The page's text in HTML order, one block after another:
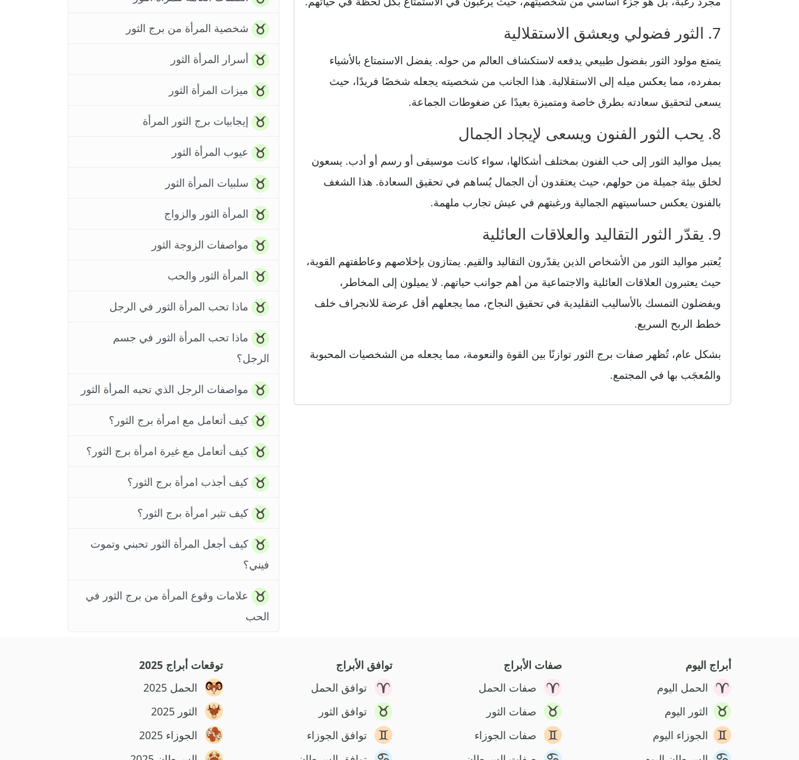
7. الثور فضولي ويعشق الاستقلالية
يتمتع مولود الثور بفضول طبيعي يدفعه لاستكشاف العالم من حوله. يفضل الاستمتاع بالأشياء
بمفرده، مما يعكس ميله إلى الاستقلالية. هذا الجانب من شخصيته يجعله شخصًا فريدًا، حيث
يسعى لتحقيق سعادته بطرق خاصة ومتميزة بعيدًا عن ضغوطات الجماعة.
8. يحب الثور الفنون ويسعى لإيجاد الجمال
يميل مواليد الثور إلى حب الفنون بمختلف أشكالها، سواء كانت موسيقى أو رسم أو أدب. يسعون
لخلق بيئة جميلة من حولهم، حيث يعتقدون أن الجمال يُساهم في تحقيق السعادة. هذا الشغف
بالفنون يعكس حساسيتهم الجمالية ورغبتهم في عيش تجارب ملهمة.
9. يقدّر الثور التقاليد والعلاقات العائلية
يُعتبر مواليد الثور من الأشخاص الذين يقدّرون التقاليد والقيم. يمتازون بإخلاصهم وعاطفتهم القوية،
حيث يعتبرون العلاقات العائلية والاجتماعية من أهم جوانب حياتهم. لا يميلون إلى المخاطر،
ويفضلون التمسك بالأساليب التقليدية في تحقيق النجاح، مما يجعلهم أقل عرضة للانجراف خلف
خطط الربح السريع.
بشكل عام، تُظهر صفات برج الثور توازنًا بين القوة والنعومة، مما يجعله من الشخصيات المحبوبة
والمُعجَب بها في المجتمع.
شخصية المرأة من برج الثور
أسرار المرأة الثور
ميزات المرأة الثور
إيجابيات برج الثور المرأة
عيوب المرأة الثور
سلبيات المرأة الثور
المرأة الثور والزواج
مواصفات الزوجة الثور
المرأة الثور والحب
ماذا تحب المرأة الثور في الرجل
ماذا تحب المرأة الثور في جسم
الرجل؟
مواصفات الرجل الذي تحبه المرأة الثور
كيف أتعامل مع امرأة برج الثور؟
كيف أتعامل مع غيرة امرأة برج الثور؟
كيف أجذب امرأة برج الثور؟
كيف تثير امرأة برج الثور؟
كيف أجعل المرأة الثور تحبني وتموت
فيني؟
علامات وقوع المرأة من برج الثور في
الحب
أبراج اليوم
الحمل اليوم
الثور اليوم
الجوزاء اليوم
صفات الأبراج
صفات الحمل
صفات الثور
صفات الجوزاء
توافق الأبراج
توافق الحمل
توافق الثور
توافق الجوزاء
توقعات أبراج 2025
الحمل 2025
الثور 2025
الجوزاء 2025